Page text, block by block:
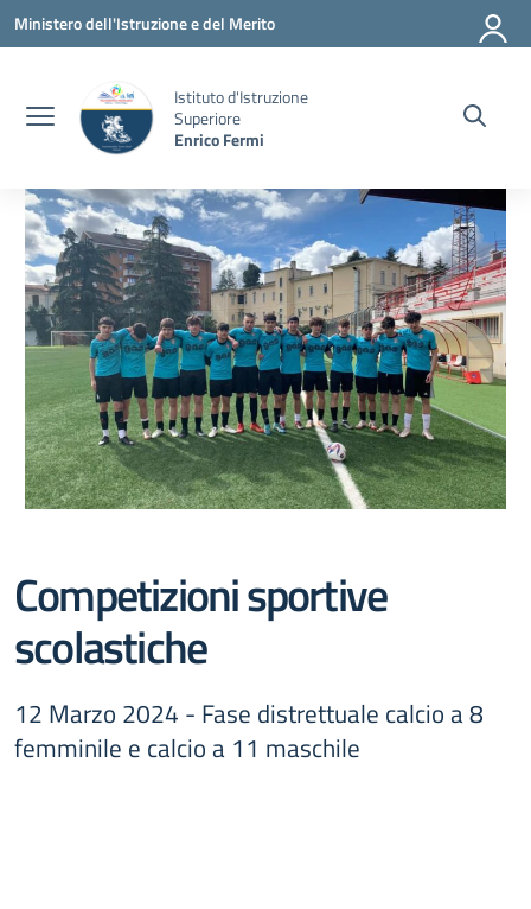
Vai ai contenuti
Vai al menu di navigazione
Vai al footer
Ministero dell'Istruzione e del Merito
Istituto d'Istruzione
Superiore
Enrico Fermi
Competizioni sportive
scolastiche
12 Marzo 2024 - Fase distrettuale calcio a 8
femminile e calcio a 11 maschile